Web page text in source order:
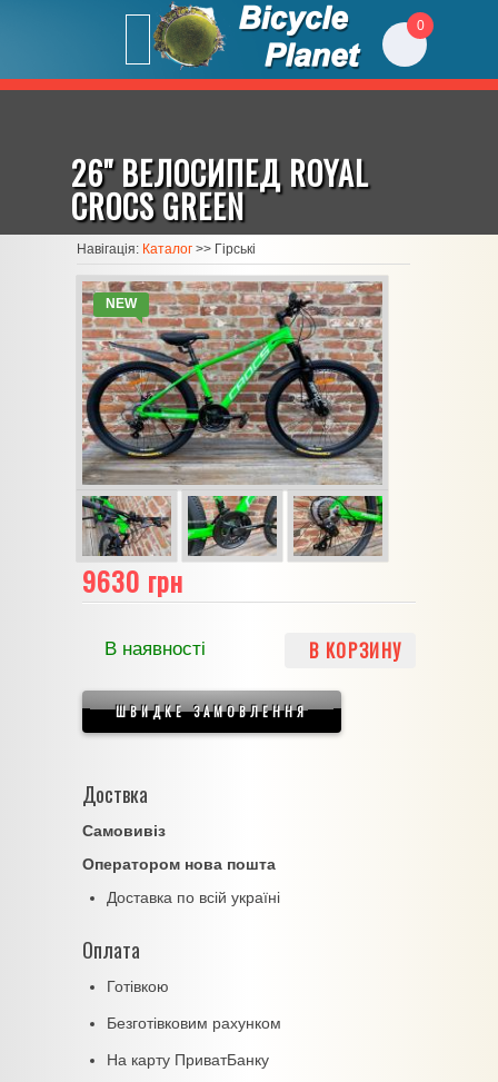
0
26" ВЕЛОСИПЕД ROYAL
CROCS GREEN
Навігація: Каталог >> Гірські
NEW
9630 грн
В наявності В КОРЗИНУ
ШВИДКЕ ЗАМОВЛЕННЯ
Доствка
Самовивіз
Оператором нова пошта
Доставка по всій україні
Оплата
Готівкою
Безготівковим рахунком
На карту ПриватБанку